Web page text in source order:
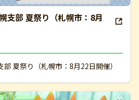
支部 夏祭り（札幌市：8月
部 夏祭り（札幌市：8月22日開催）